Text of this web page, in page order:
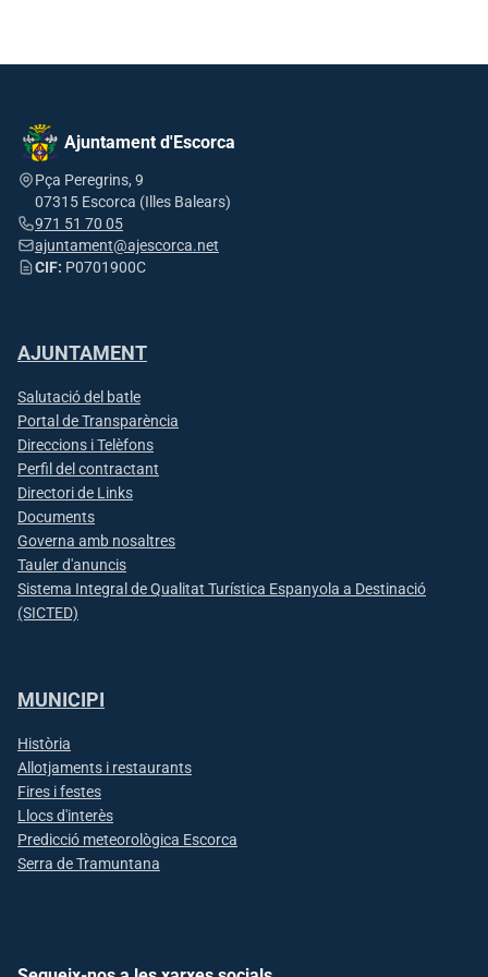
Ajuntament d'Escorca
Pça Peregrins, 9
07315 Escorca (Illes Balears)
971 51 70 05
ajuntament@ajescorca.net
CIF: P0701900C
AJUNTAMENT
Salutació del batle
Portal de Transparència
Direccions i Telèfons
Perfil del contractant
Directori de Links
Documents
Governa amb nosaltres
Tauler d'anuncis
Sistema Integral de Qualitat Turística Espanyola a Destinació
(SICTED)
MUNICIPI
Història
Allotjaments i restaurants
Fires i festes
Llocs d'interès
Predicció meteorològica Escorca
Serra de Tramuntana